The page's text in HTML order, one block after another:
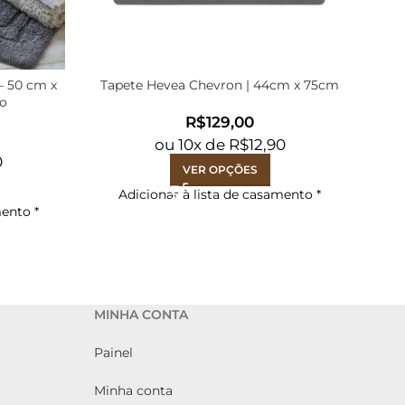
50 cm x
*
Tapete Hevea Chevron | 44cm x 75cm
R$
ou 10x de R$12,90
VER OPÇÕES
Adicionar à lista de casamento *
MINHA CONTA
Painel
Minha conta